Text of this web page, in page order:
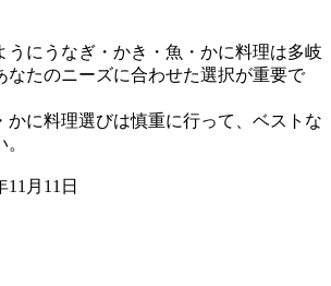
うにうなぎ・かき・魚・かに料理は多岐
なたのニーズに合わせた選択が重要で
かに料理選びは慎重に行って、ベストな
月11日